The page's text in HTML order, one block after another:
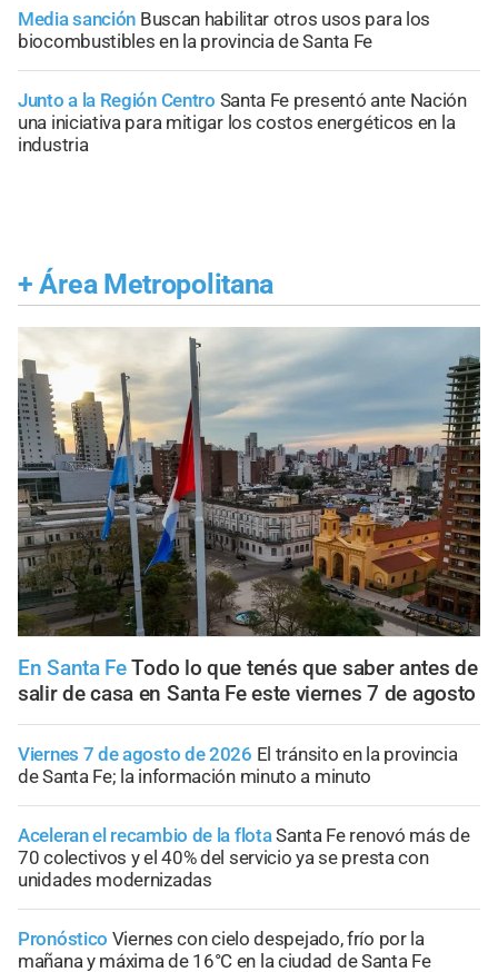
Media sanción Buscan habilitar otros usos para los
biocombustibles en la provincia de Santa Fe
Junto a la Región Centro Santa Fe presentó ante Nación
una iniciativa para mitigar los costos energéticos en la
industria
+ Área Metropolitana
En Santa FeTodo lo que tenés que saber antes de
salir de casa en Santa Fe este viernes 7 de agosto
Viernes 7 de agosto de 2026 El tránsito en la provincia
de Santa Fe; la información minuto a minuto
Aceleran el recambio de la flotaSanta Fe renovó más de
70 colectivos y el 40% del servicio ya se presta con
unidades modernizadas
Pronóstico Viernes con cielo despejado, frío por la
mañana y máxima de 16°C en la ciudad de Santa Fe